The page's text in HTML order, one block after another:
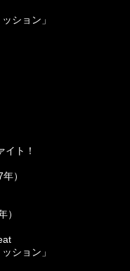
ション」
ト！
）
）
ション」